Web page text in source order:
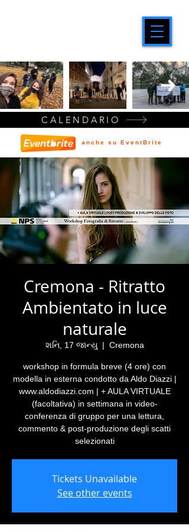
Cremona - Ritratto
Ambientato in luce
naturale
શનિ, 17 જાન્યુ
  |
Cremona
workshop in formula breve (4 ore) con
modella in esterna condotto da Aldo Diazzi |
www.aldodiazzi.com | + AULA VIRTUALE
(facoltativa) in settimana in video-
conferenza di gruppo per una lettura,
commento & post-produzione degli scatti
selezionati
Tickets Unavailable
See other events
CALENDARIO
anche su EventBrite